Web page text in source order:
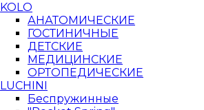
KOLO
АНАТОМИЧЕСКИЕ
ГОСТИНИЧНЫЕ
ДЕТСКИЕ
МЕДИЦИНСКИЕ
ОРТОПЕДИЧЕСКИЕ
LUCHINI
Беспружинные